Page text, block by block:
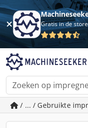
Gratis in de store
/ ... / Gebruikte